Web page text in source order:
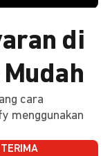
di
cara
menggunakan